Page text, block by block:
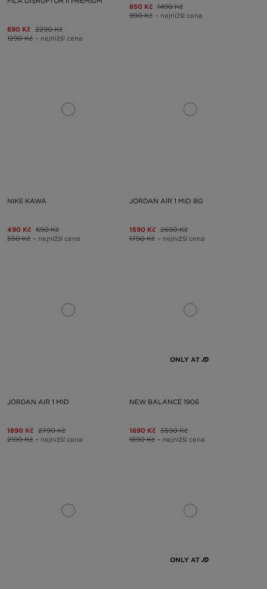
690 Kč 2290 Kč
1290 Kč – nejnižší cena
850 Kč 1490 Kč
990 Kč – nejnižší cena
NIKE KAWA
490 Kč 690 Kč
550 Kč – nejnižší cena
JORDAN AIR 1 MID BG
1590 Kč 2690 Kč
1790 Kč – nejnižší cena
JORDAN AIR 1 MID
1890 Kč 2790 Kč
2190 Kč – nejnižší cena
ONLY AT
NEW BALANCE 1906
1690 Kč 3590 Kč
1890 Kč – nejnižší cena
ONLY AT